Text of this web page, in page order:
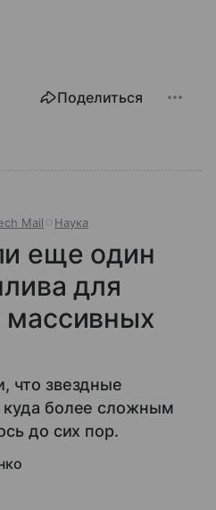
Поделиться
Mail Наука
еще один
для
массивных
что звездные
куда более сложным
до сих пор.